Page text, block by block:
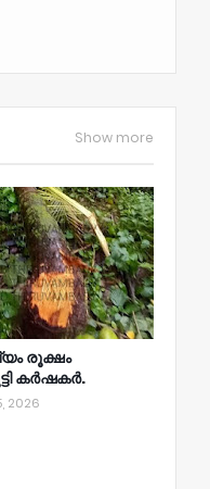
Show more
രൂക്ഷം
കർഷകർ.
2026